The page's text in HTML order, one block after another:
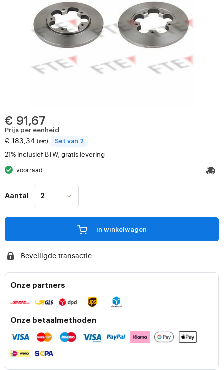
€ 91,67
Prijs per eenheid
€ 183,34 (set) Set van 2
21% inclusief BTW, gratis levering
voorraad
Aantal
in winkelwagen
Beveiligde transactie
Onze partners
Onze betaalmethoden